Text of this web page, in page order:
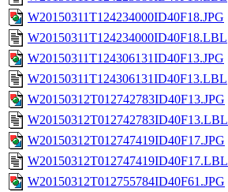
W20150311T124234000ID40F18.JPG
W20150311T124234000ID40F18.LBL
W20150311T124306131ID40F13.JPG
W20150311T124306131ID40F13.LBL
W20150312T012742783ID40F13.JPG
W20150312T012742783ID40F13.LBL
W20150312T012747419ID40F17.JPG
W20150312T012747419ID40F17.LBL
W20150312T012755784ID40F61.JPG